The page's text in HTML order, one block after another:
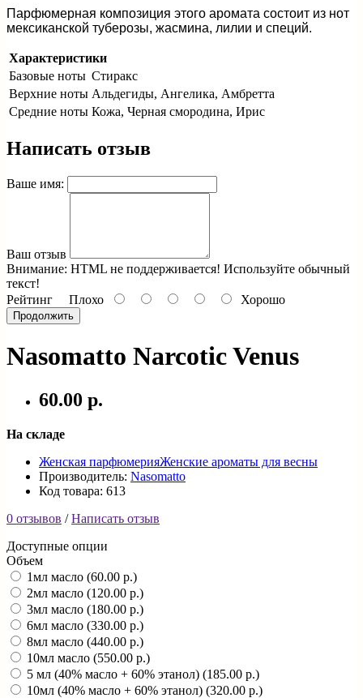
Парфюмерная композиция этого аромата состоит из нот
мексиканской туберозы, жасмина, лилии и специй.
Характеристики
Базовые ноты Стиракс
Верхние ноты Альдегиды, Ангелика, Амбретта
Средние ноты Кожа, Черная смородина, Ирис
Написать отзыв
Ваше имя:
Ваш отзыв
Внимание: HTML не поддерживается! Используйте обычный
текст!
Рейтинг Плохо Хорошо
Продолжить
Nasomatto Narcotic Venus
60.00 р.
На складе
Женская парфюмерияЖенские ароматы для весны
Производитель: Nasomatto
Код товара: 613
0 отзывов /Написать отзыв
Доступные опции
Объем
1мл масло (60.00 р.)
2мл масло (120.00 р.)
3мл масло (180.00 р.)
6мл масло (330.00 р.)
8мл масло (440.00 р.)
10мл масло (550.00 р.)
5 мл (40% масло + 60% этанол) (185.00 р.)
10мл (40% масло + 60% этанол) (320.00 р.)